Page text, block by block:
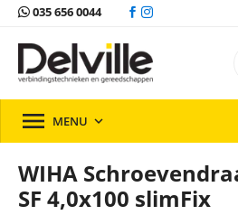
035 656 0044
 MENU 
WIHA
SF 4,0x100 slimFix